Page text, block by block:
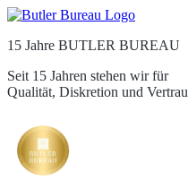
15 Jahre BUTLER BUREAU
Seit 15 Jahren stehen wir für
Qualität, Diskretion und